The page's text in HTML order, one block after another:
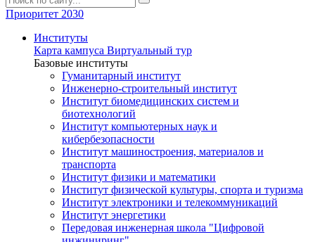
Приоритет 2030
Институты
Карта кампуса Виртуальный тур
Базовые институты
Гуманитарный институт
Инженерно-строительный институт
Институт биомедицинских систем и
биотехнологий
Институт компьютерных наук и
кибербезопасности
Институт машиностроения, материалов и
транспорта
Институт физики и математики
Институт физической культуры, спорта и туризма
Институт электроники и телекоммуникаций
Институт энергетики
Передовая инженерная школа "Цифровой